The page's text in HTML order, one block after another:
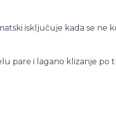
isključuje kada se ne
pare i lagano klizanje po